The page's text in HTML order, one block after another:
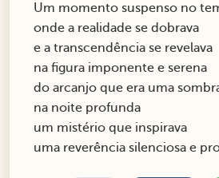
Um momento suspenso no
onde a realidade se dobrava
e a transcendência se revelava
na figura imponente e serena
do arcanjo que era uma
na noite profunda
um mistério que inspirava
uma reverência silenciosa e